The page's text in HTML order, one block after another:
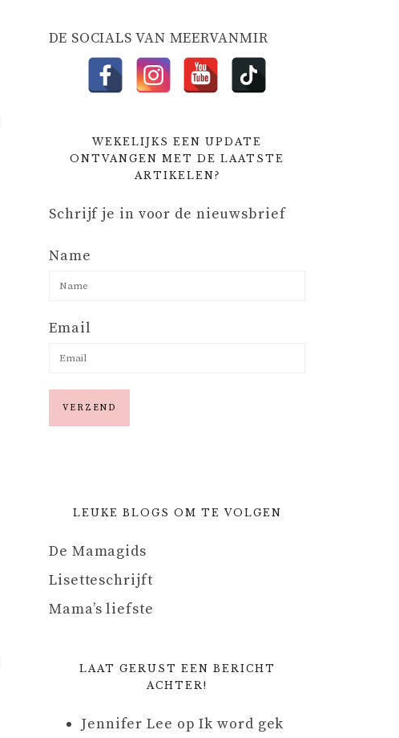
DE SOCIALS VAN MEERVANMIR
WEKELIJKS EEN UPDATE
ONTVANGEN MET DE LAATSTE
ARTIKELEN?
Schrijf je in voor de nieuwsbrief
Name
Email
LEUKE BLOGS OM TE VOLGEN
De Mamagids
Lisetteschrijft
Mama’s liefste
LAAT GERUST EEN BERICHT
ACHTER!
Jennifer Lee opIk word gek